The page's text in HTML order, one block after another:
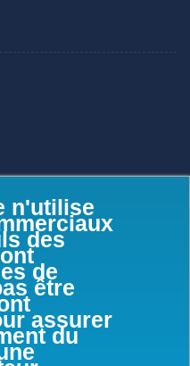
n'utilise
des
de
être
assurer
du